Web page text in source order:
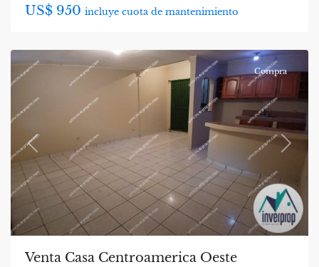
US$ 950 incluye cuota de mantenimiento
Previous Next
Compra
Venta Casa Centroamerica Oeste